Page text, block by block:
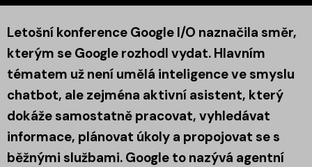
Letošní konference Google I/O naznačila směr,
kterým se Google rozhodl vydat. Hlavním
tématem už není umělá inteligence ve smyslu
chatbot, ale zejména aktivní asistent, který
dokáže samostatně pracovat, vyhledávat
informace, plánovat úkoly a propojovat se s
běžnými službami. Google to nazývá agentní